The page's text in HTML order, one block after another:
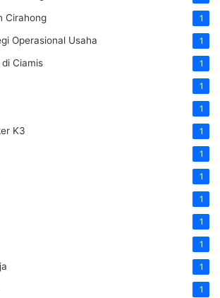
Cirahong 1
Operasional Usaha 1
Ciamis 1
1
1
K3 1
1
1
1
1
1
1
1